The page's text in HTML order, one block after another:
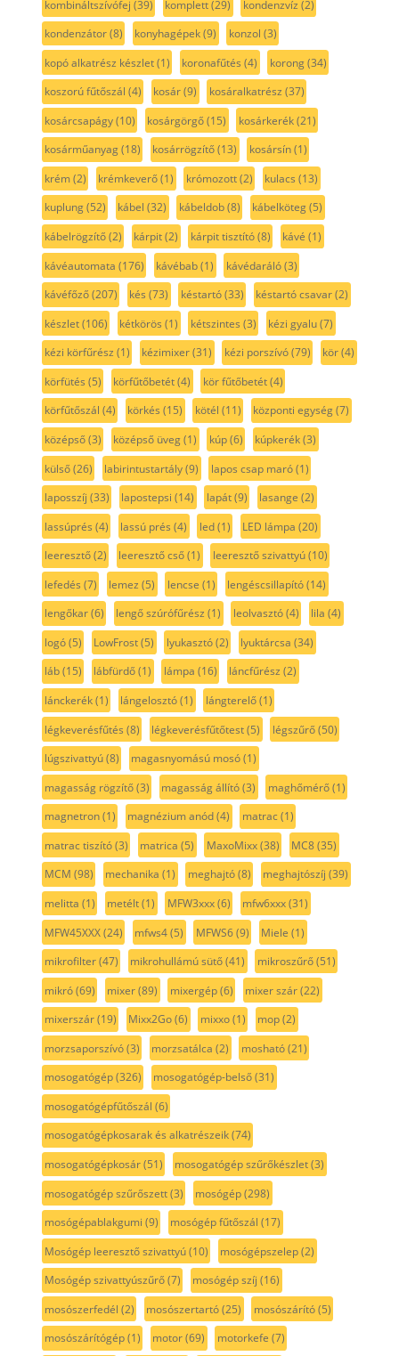
kombináltszívófej (39) komplett(29) kondenzvíz (2)
kondenzátor(8) konyhagépek(9) konzol (3)
kopó alkatrész készlet(1) koronafűtés (4) korong(34)
koszorú fűtőszál (4) kosár(9) kosáralkatrész (37)
kosárcsapágy(10) kosárgörgő(15) kosárkerék(21)
kosárműanyag(18) kosárrögzítő(13) kosársín(1)
krém(2) krémkeverő(1) krómozott(2) kulacs (13)
kuplung(52) kábel (32) kábeldob(8) kábelköteg(5)
kábelrögzítő(2) kárpit(2) kárpit tisztító(8) kávé (1)
kávéautomata (176) kávébab(1) kávédaráló(3)
kávéfőző(207) kés (73) késtartó(33) késtartó csavar(2)
készlet(106) kétkörös (1) kétszintes (3) kézi gyalu(7)
kézi körfűrész (1) kézimixer(31) kézi porszívó(79) kör(4)
körfütés (5) körfűtőbetét(4) kör fűtőbetét(4)
körfűtőszál (4) körkés (15) kötél (11) központi egység(7)
középső(3) középső üveg(1) kúp(6) kúpkerék(3)
külső(26) labirintustartály(9) lapos csap maró(1)
laposszíj (33) lapostepsi (14) lapát(9) lasange (2)
lassúprés (4) lassú prés (4) led(1) LED lámpa (20)
leeresztő(2) leeresztő cső(1) leeresztő szivattyú(10)
lefedés (7) lemez (5) lencse (1) lengéscsillapító(14)
lengőkar(6) lengő szúrófűrész (1) leolvasztó(4) lila (4)
logó(5) LowFrost(5) lyukasztó(2) lyuktárcsa (34)
láb(15) lábfürdő(1) lámpa (16) láncfűrész (2)
lánckerék(1) lángelosztó(1) lángterelő(1)
légkeverésfűtés (8) légkeverésfűtőtest(5) légszűrő(50)
lúgszivattyú(8) magasnyomású mosó(1)
magasság rögzítő(3) magasság állító(3) maghőmérő(1)
magnetron(1) magnézium anód(4) matrac(1)
matrac tiszító(3) matrica (5) MaxoMixx(38) MC8(35)
MCM (98) mechanika (1) meghajtó(8) meghajtószíj (39)
melitta (1) metélt(1) MFW3xxx(6) mfw6xxx(31)
MFW45XXX(24) mfws4(5) MFWS6(9) Miele (1)
mikrofilter(47) mikrohullámú sütő(41) mikroszűrő(51)
mikró(69) mixer(89) mixergép(6) mixer szár(22)
mixerszár(19) Mixx2Go(6) mixxo(1) mop(2)
morzsaporszívó(3) morzsatálca (2) mosható(21)
mosogatógép(326) mosogatógép-belső(31)
mosogatógépfűtőszál (6)
mosogatógépkosarak és alkatrészeik(74)
mosogatógépkosár(51) mosogatógép szűrőkészlet(3)
mosogatógép szűrőszett(3) mosógép(298)
mosógépablakgumi (9) mosógép fűtőszál (17)
Mosógép leeresztő szivattyú(10) mosógépszelep(2)
Mosógép szivattyúszűrő(7) mosógép szíj (16)
mosószerfedél (2) mosószertartó(25) mosószárító(5)
mosószárítógép(1) motor(69) motorkefe (7)